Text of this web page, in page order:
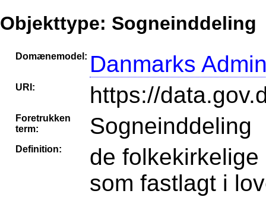
Objekttype: Sogneinddeling
Domænemodel: Danmarks
URI: https://
Foretrukken
term:
Sogneinddeling
Definition:
de
som fastlagt i